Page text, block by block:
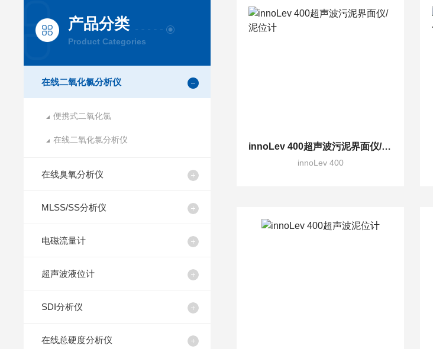
产品分类
Product Categories
在线二氧化氯分析仪
便携式二氧化氯
在线二氧化氯分析仪
在线臭氧分析仪
MLSS/SS分析仪
电磁流量计
超声波液位计
SDI分析仪
在线总硬度分析仪
innoLev 400超声波污泥界面仪/泥位计
innoLev 400